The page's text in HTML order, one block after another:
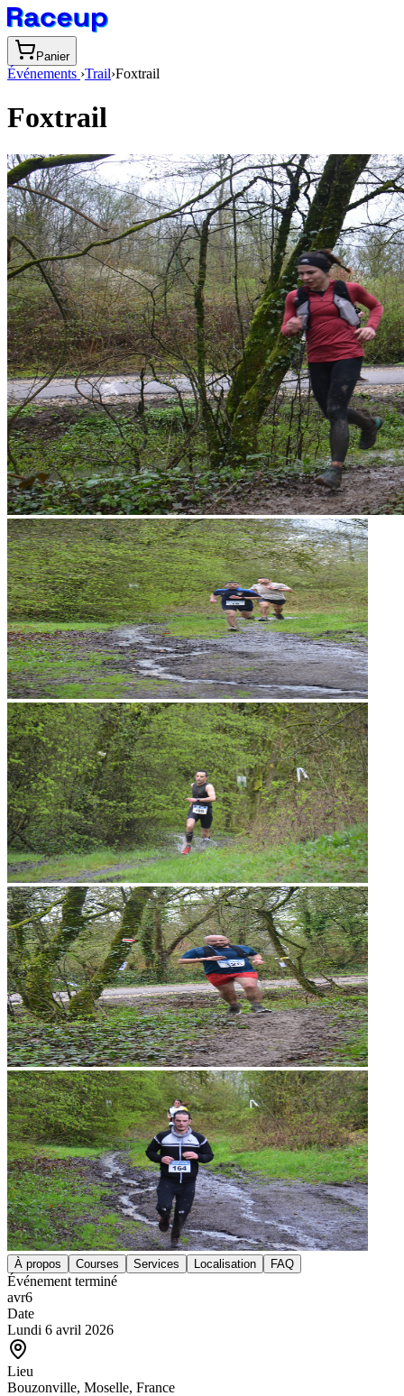
Panier
Événements ›Trail›Foxtrail
Foxtrail
À propos Courses Services Localisation FAQ
Événement terminé
avr6
Date
Lundi 6 avril 2026
Lieu
Bouzonville, Moselle, France